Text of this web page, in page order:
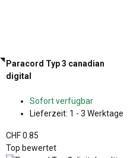
Paracord Typ 3 canadian
digital
Sofort verfügbar
Lieferzeit: 1 - 3 Werktage
CHF 0.85
Top bewertet